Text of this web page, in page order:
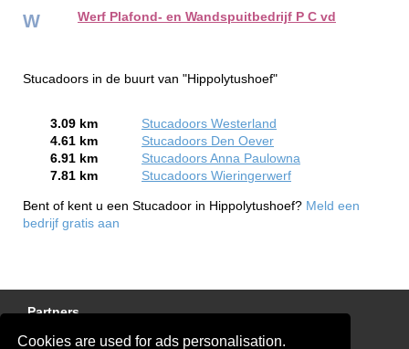
Cookies are used for ads personalisation.
W Werf Plafond- en Wandspuitbedrijf P C vd
Stucadoors in de buurt van "Hippolytushoef"
3.09 km
Stucadoors Westerland
4.61 km
Stucadoors Den Oever
6.91 km
Stucadoors Anna Paulowna
7.81 km
Stucadoors Wieringerwerf
Bent of kent u een Stucadoor in Hippolytushoef? Meld een
bedrijf gratis aan
Partners
Gratis Stucadoor Offertes